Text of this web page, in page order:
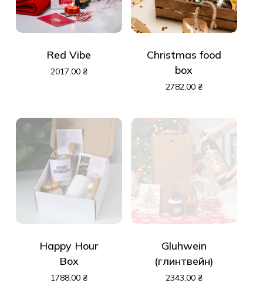
Red Vibe
2017,00 ₴
Christmas food
box
2782,00 ₴
Happy Hour
Box
1788,00 ₴
Gluhwein
(глинтвейн)
2343,00 ₴